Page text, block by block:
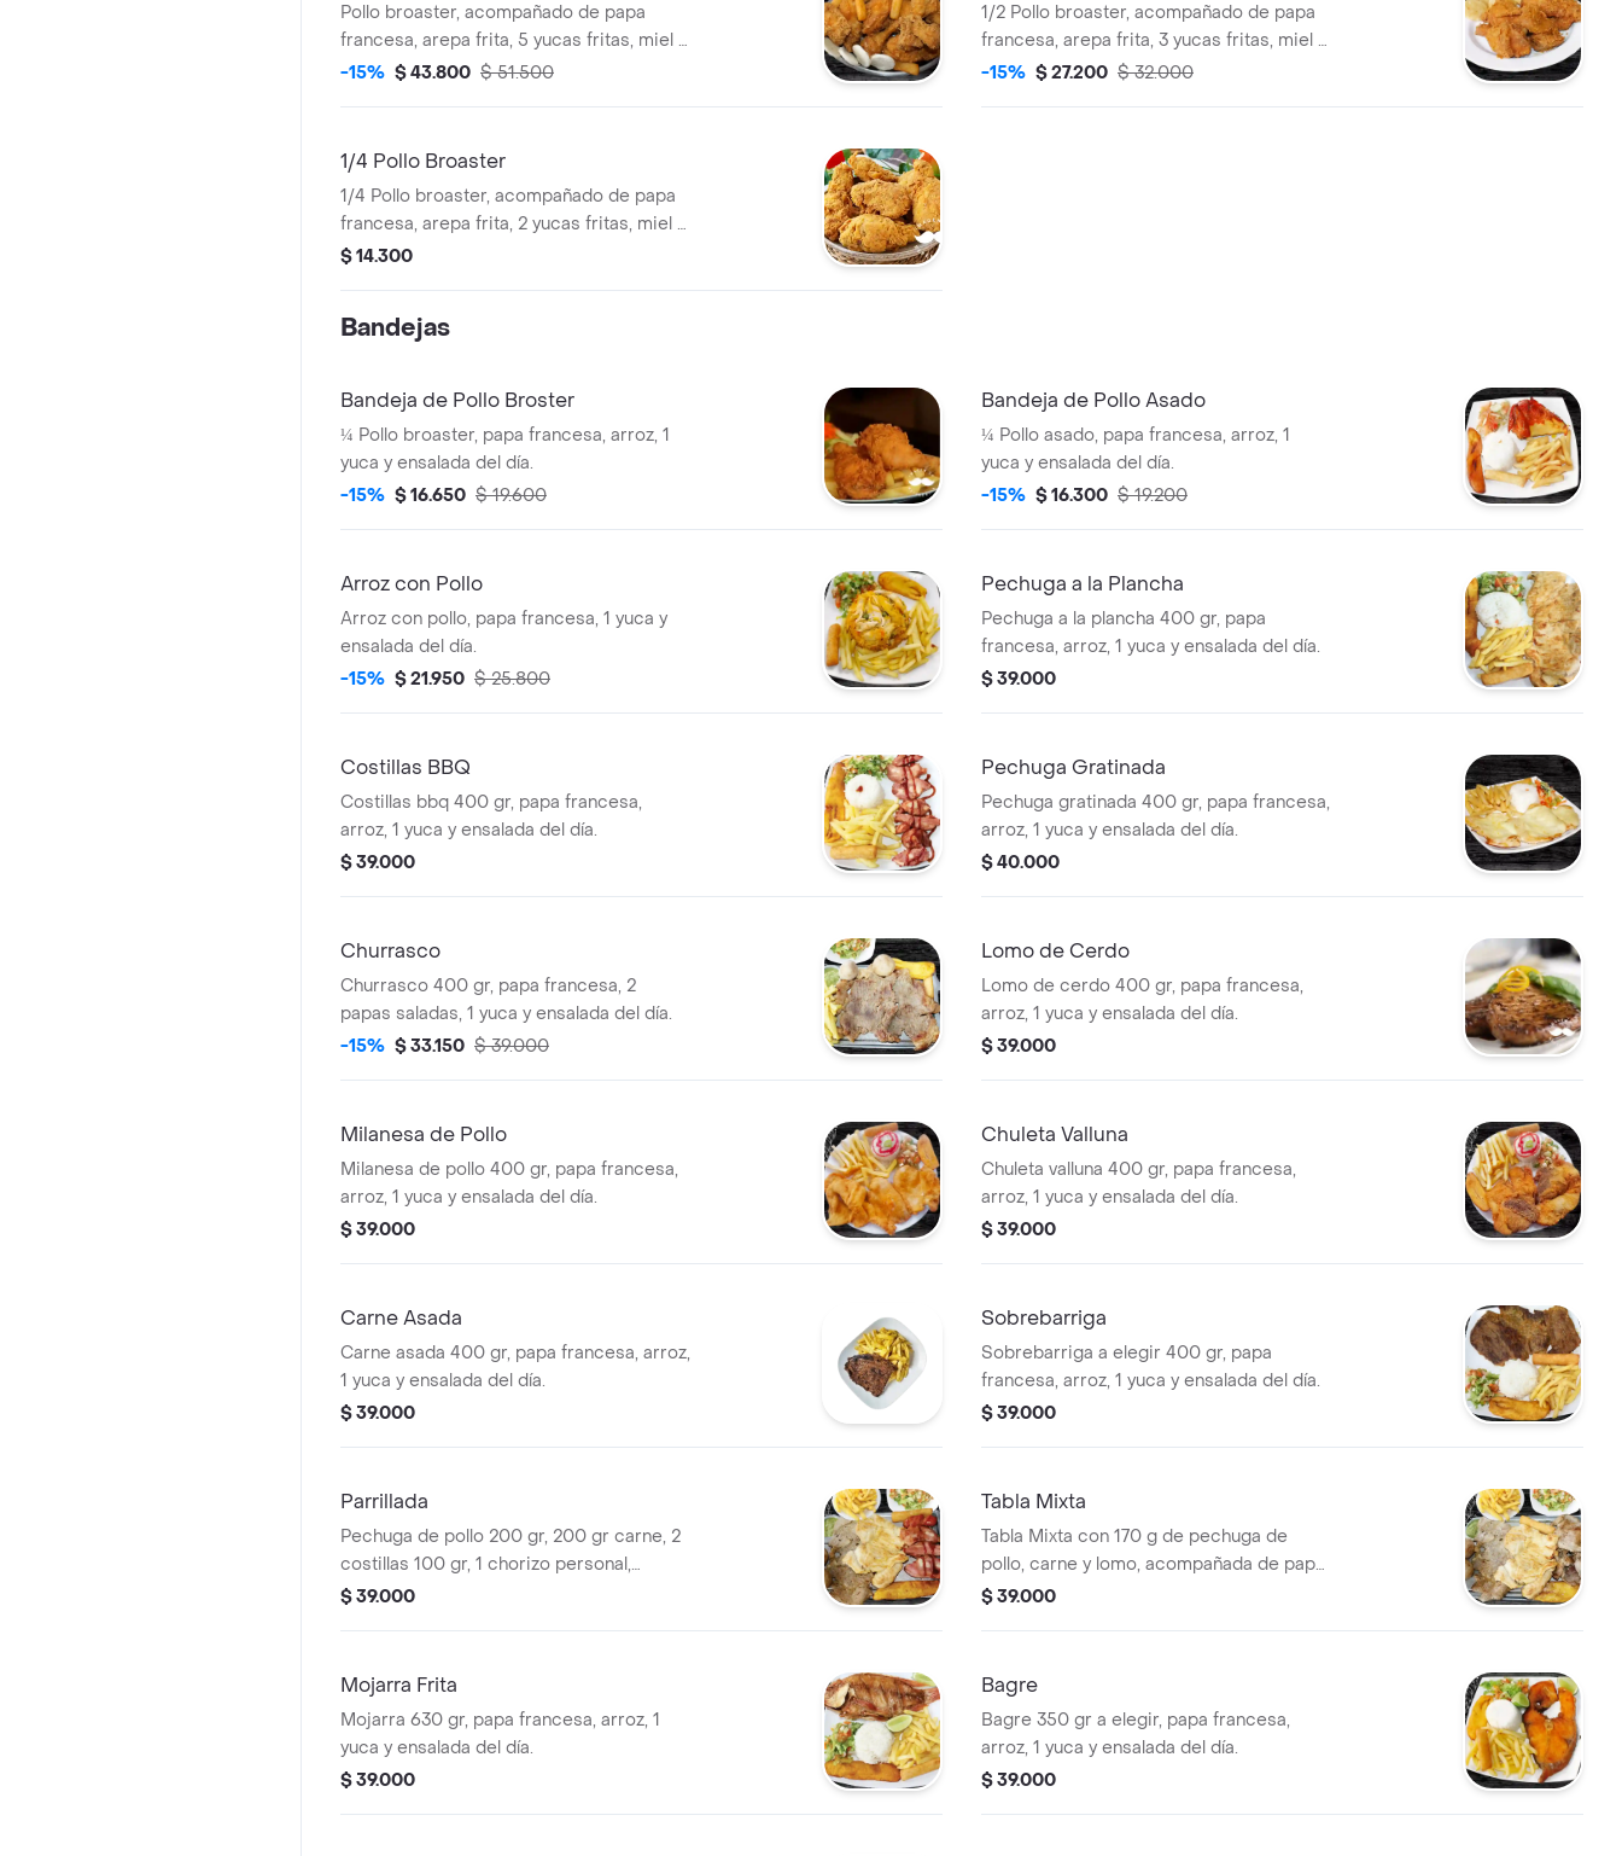
Pollo broaster, acompañado de papa
francesa, arepa frita, 5 yucas fritas, miel y
ají.
-15% $ 43.800 $ 51.500
1/2 Pollo broaster, acompañado de papa
francesa, arepa frita, 3 yucas fritas, miel y
ají.
-15% $ 27.200 $ 32.000
1/4 Pollo Broaster
1/4 Pollo broaster, acompañado de papa
francesa, arepa frita, 2 yucas fritas, miel y
ají.
$ 14.300
Bandejas
Bandeja de Pollo Broster
¼ Pollo broaster, papa francesa, arroz, 1
yuca y ensalada del día.
-15% $ 16.650 $ 19.600
Bandeja de Pollo Asado
¼ Pollo asado, papa francesa, arroz, 1
yuca y ensalada del día.
-15% $ 16.300 $ 19.200
Arroz con Pollo
Arroz con pollo, papa francesa, 1 yuca y
ensalada del día.
-15% $ 21.950 $ 25.800
Pechuga a la Plancha
Pechuga a la plancha 400 gr, papa
francesa, arroz, 1 yuca y ensalada del día.
$ 39.000
Costillas BBQ
Costillas bbq 400 gr, papa francesa,
arroz, 1 yuca y ensalada del día.
$ 39.000
Pechuga Gratinada
Pechuga gratinada 400 gr, papa francesa,
arroz, 1 yuca y ensalada del día.
$ 40.000
Churrasco
Churrasco 400 gr, papa francesa, 2
papas saladas, 1 yuca y ensalada del día.
-15% $ 33.150 $ 39.000
Lomo de Cerdo
Lomo de cerdo 400 gr, papa francesa,
arroz, 1 yuca y ensalada del día.
$ 39.000
Milanesa de Pollo
Milanesa de pollo 400 gr, papa francesa,
arroz, 1 yuca y ensalada del día.
$ 39.000
Chuleta Valluna
Chuleta valluna 400 gr, papa francesa,
arroz, 1 yuca y ensalada del día.
$ 39.000
Carne Asada
Carne asada 400 gr, papa francesa, arroz,
1 yuca y ensalada del día.
$ 39.000
Sobrebarriga
Sobrebarriga a elegir 400 gr, papa
francesa, arroz, 1 yuca y ensalada del día.
$ 39.000
Parrillada
Pechuga de pollo 200 gr, 200 gr carne, 2
costillas 100 gr, 1 chorizo personal,
papafrancesa, 2 papas saladas, 1 yuca y
$ 39.000
Tabla Mixta
Tabla Mixta con 170 g de pechuga de
pollo, carne y lomo, acompañada de papa
francesa, papas saladas, yuca y ensalada
$ 39.000
Mojarra Frita
Mojarra 630 gr, papa francesa, arroz, 1
yuca y ensalada del día.
$ 39.000
Bagre
Bagre 350 gr a elegir, papa francesa,
arroz, 1 yuca y ensalada del día.
$ 39.000